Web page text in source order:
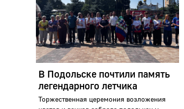
В Подольске почтили память
легендарного летчика
Торжественная церемония возложения